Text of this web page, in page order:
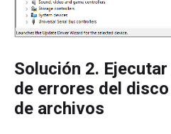
Solución 2.
de errores del
de archivos